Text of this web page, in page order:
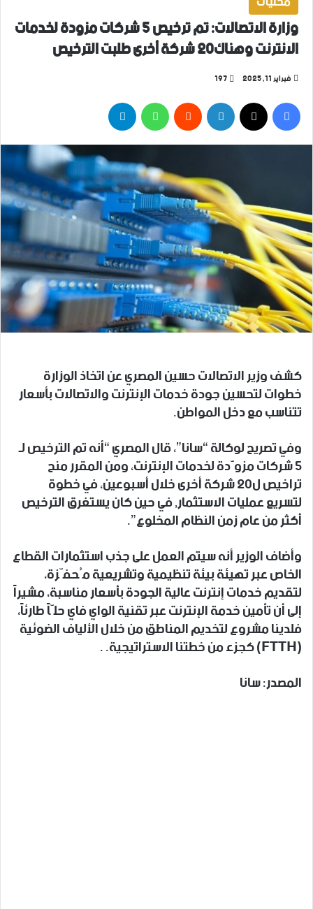
وزارة الاتصالات: تم ترخيص 5 شركات مزودة لخدمات
الانترنت وهناك20 شركة أخرى طلبت الترخيص
فبراير 11, 2025 197
فيسبوك‫X لينكدإن واتساب
كشف وزير الاتصالات حسين المصري عن اتخاذ الوزارة
خطوات لتحسين جودة خدمات الإنترنت والاتصالات بأسعار
تتناسب مع دخل المواطن.
وفي تصريح لوكالة “سانا”، قال المصري “أنه تم الترخيص لـ
5 شركات مزوّدة لخدمات الإنترنت، ومن المقرر منح
تراخيص ل20 شركة أخرى خلال أسبوعين، في خطوة
لتسريع عمليات الاستثمار, في حين كان يستغرق الترخيص
أكثر من عام زمن النظام المخلوع”.
وأضاف الوزير أنه سيتم العمل على جذب استثمارات القطاع
الخاص عبر تهيئة بيئة تنظيمية وتشريعية مُحفّزة،
لتقديم خدمات إنترنت عالية الجودة بأسعار مناسبة، مشيراً
إلى أن تأمين خدمة الإنترنت عبر تقنية الواي فاي حلّاً طارئاً،
فلدينا مشروع لتخديم المناطق من خلال الألياف الضوئية
(FTTH) كجزء من خطتنا الاستراتيجية. .
المصدر: سانا